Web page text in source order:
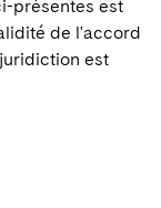
présentes est
de l'accord
est